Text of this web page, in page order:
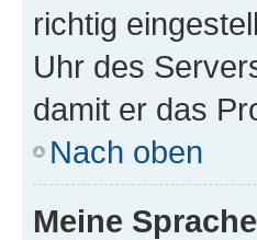
richtig
Uhr des
damit er das
Nach oben
Meine